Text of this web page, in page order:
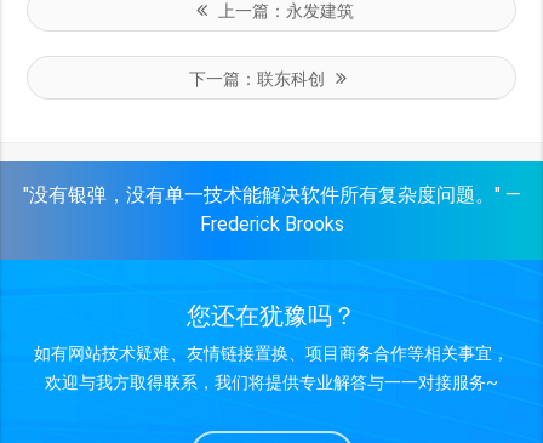
上一篇： 永发建筑
下一篇：联东科创
"没有银弹，没有单一技术能解决软件所有复杂度问题。" —
Frederick Brooks
您还在犹豫吗？
如有网站技术疑难、友情链接置换、项目商务合作等相关事宜，
欢迎与我方取得联系，我们将提供专业解答与一一对接服务~